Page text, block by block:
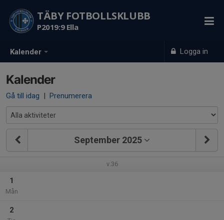
Kalender Logga in
TÄBY FOTBOLLSKLUBB
P2019:9 Ella
Kalender
Gå till idag | Prenumerera
September 2025
v.36
1
Mån
2